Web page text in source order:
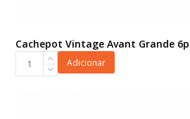
Cachepot Vintage Avant Grande
Cachepot
Adicionar